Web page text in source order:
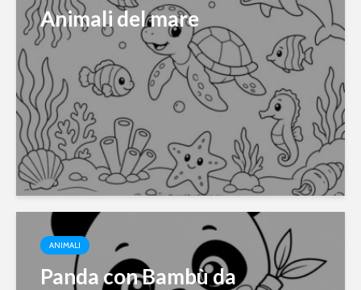
Animali del mare
ANIMALI
Panda con Bambù da